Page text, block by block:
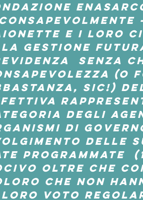
e i loro
gestione
senza
(o
sic!)
degli
di
delle
programmate
oltre che
che non
voto